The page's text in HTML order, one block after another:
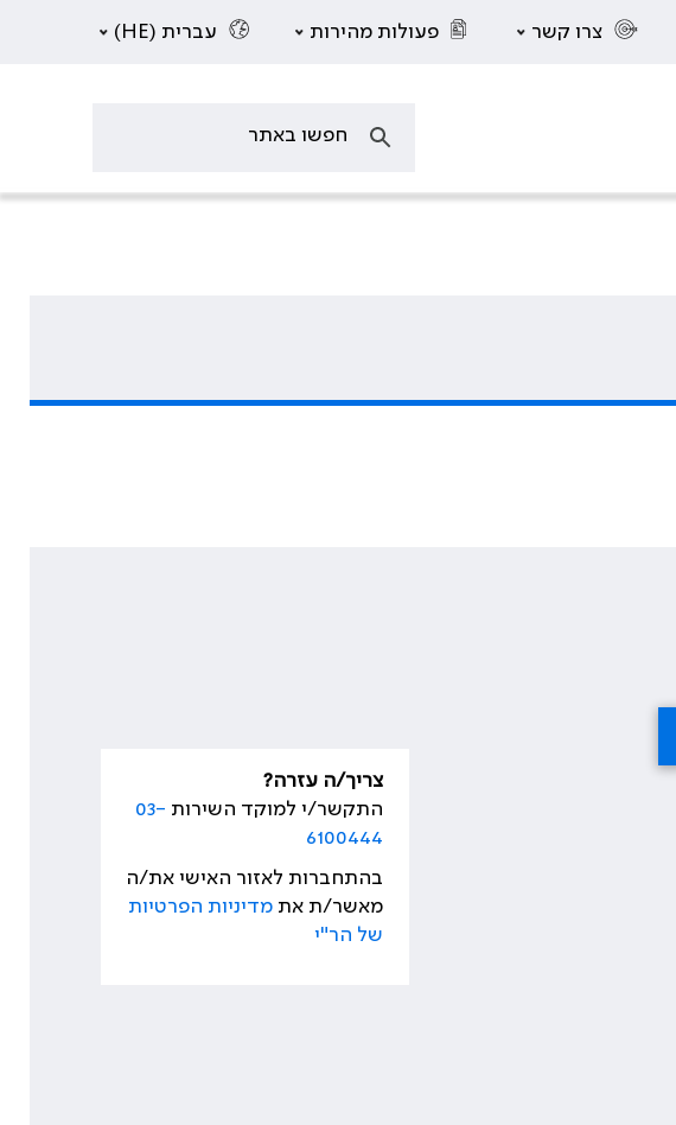
צרו קשר פעולות מהירות עברית (HE)
צריך/ה עזרה?
התקשר/י למוקד השירות 03-
6100444
בהתחברות לאזור האישי את/ה
מאשר/ת אתמדיניות הפרטיות
של הר"י